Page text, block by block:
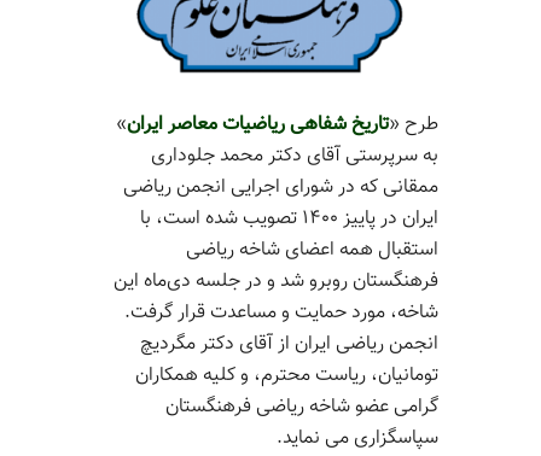
طرح «تاریخ شفاهی ریاضیات معاصر ایران»
به سرپرستی آقای دکتر محمد جلوداری
ممقانی که در شورای اجرایی انجمن ریاضی
ایران در پاییز ۱۴۰۰ تصویب شده است، با
استقبال همه اعضای شاخه ریاضی
فرهنگستان روبرو شد و در جلسه دی‌ماه این
شاخه، مورد حمایت و مساعدت قرار گرفت.
انجمن ریاضی ایران از آقای دکتر مگردیچ
تومانیان، ریاست محترم، و کلیه همکاران
گرامی عضو شاخه ریاضی فرهنگستان
سپاسگزاری می نماید.